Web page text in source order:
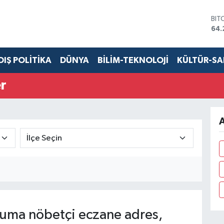
DIŞ POLİTİKA DÜNYA BİLİM-TEKNOLOJİ KÜLTÜR-
nöbetçi eczane adres,